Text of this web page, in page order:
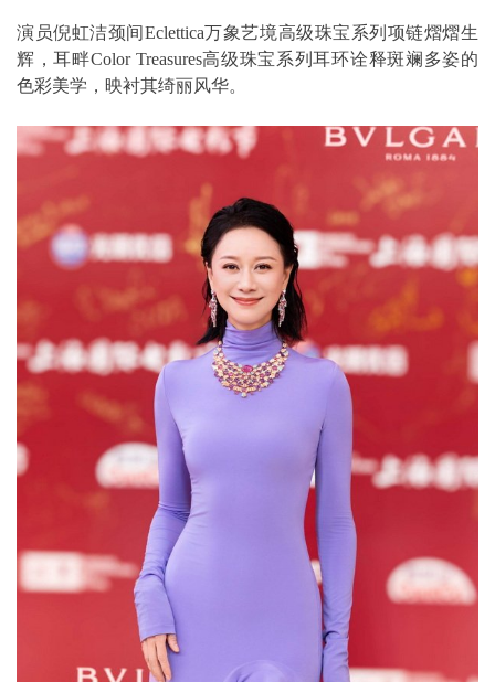
演员倪虹洁颈间Eclettica万象艺境高级珠宝系列项链熠熠生
辉，耳畔Color Treasures高级珠宝系列耳环诠释斑斓多姿的
色彩美学，映衬其绮丽风华。